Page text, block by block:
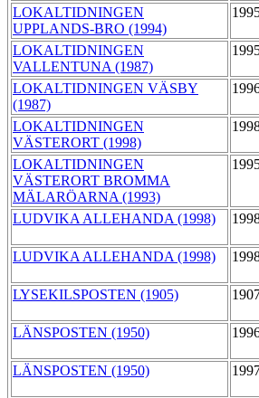
LOKALTIDNINGEN
UPPLANDS-BRO (1994)
LOKALTIDNINGEN
VALLENTUNA (1987)
LOKALTIDNINGEN VÄSBY
(1987)
LOKALTIDNINGEN
VÄSTERORT (1998)
LOKALTIDNINGEN
VÄSTERORT BROMMA
MÄLARÖARNA (1993)
LUDVIKA ALLEHANDA (1998)
LUDVIKA ALLEHANDA (1998)
LYSEKILSPOSTEN (1905)
LÄNSPOSTEN (1950)
LÄNSPOSTEN (1950)